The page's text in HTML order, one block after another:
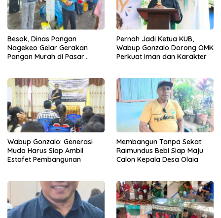
Besok, Dinas Pangan
Nagekeo Gelar Gerakan
Pangan Murah di Pasar
Pernah Jadi Ketua KUB,
Wabup Gonzalo Dorong OMK
Perkuat Iman dan Karakter
Wabup Gonzalo: Generasi
Muda Harus Siap Ambil
Estafet Pembangunan
Membangun Tanpa Sekat:
Raimundus Bebi Siap Maju
Calon Kepala Desa Olaia